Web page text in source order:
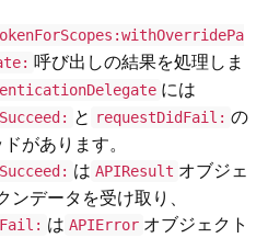
呼び出しの結果を処理しま
には
と requestDidFail: の
があります。
は APIResult オブジェ
ンデータを受け取り、
は APIError オブジェクト